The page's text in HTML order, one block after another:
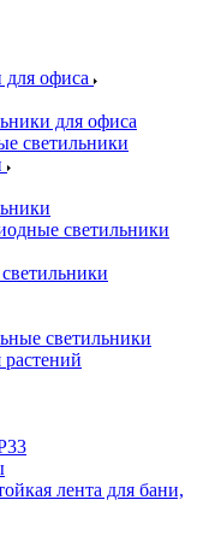
офиса
для офиса
светильники
светильники
светильники
лента для бани,